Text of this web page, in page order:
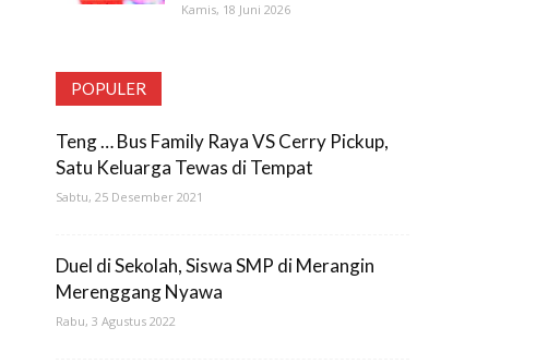
Kamis, 18 Juni 2026
POPULER
Teng … Bus Family Raya VS Cerry Pickup,
Satu Keluarga Tewas di Tempat
Sabtu, 25 Desember 2021
Duel di Sekolah, Siswa SMP di Merangin
Merenggang Nyawa
Rabu, 3 Agustus 2022